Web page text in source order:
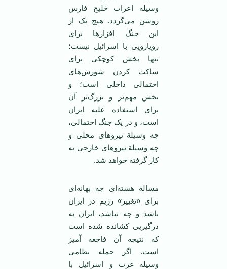
وسیله اعراب خلیج فارس
روشن می‌گردد. هیچ یک از
این جنگ افزار‌ها برای
رویارویی با اسرائیل نیست؛
تنها بخش کوچکی برای
ساکت کردن شورش‌های
احتمالی داخلی است؛ و
بخش مهم‌تر و بزرگ‌تر آن
برای استفاده علیه ایران
است، و در یک جنگ احتمالی،
چه وسیلة نیروهای محلی و
چه وسیلة نیروهای خارجی به
کار گرفته خواهد شد.
مسالة هسته‌ای چه بهانه‌ای
برای «تغییر» رژیم در ایران
باشد و چه نباشد، ایران به
درگیریی کشانده شده است
که نتیجه آن فاجعه آمیز
است. اگر حمله نظامی
وسیله غرب و اسرائیل با